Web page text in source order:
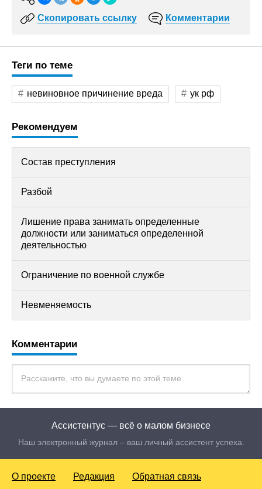
Скопировать ссылку Комментарии
Теги по теме
невиновное причинение вреда ук рф
Рекомендуем
Состав преступления
Разбой
Лишение права занимать определенные
должности или заниматься определенной
деятельностью
Ограничение по военной службе
Невменяемость
Комментарии
Ассистентус — всё о малом бизнесе
Наш электронный журнал – ваш личный ассистент успеха.
О проекте Редакция Обратная связь